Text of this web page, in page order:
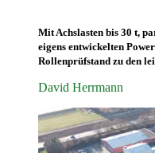
Mit Achslasten bis 30 t,
eigens entwickelten
Rollenprüfstand zu den
David Herrmann